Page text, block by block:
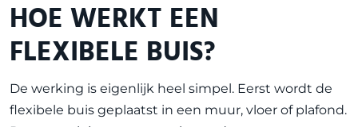
HOE WERKT EEN
FLEXIBELE BUIS?
De werking is eigenlijk heel simpel. Eerst wordt de
flexibele buis geplaatst in een muur, vloer of plafond.